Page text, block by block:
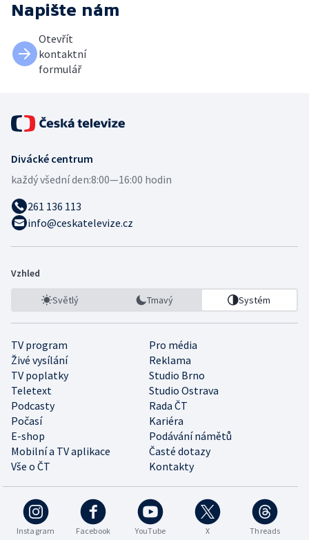
Napište nám
Otevřít
kontaktní
formulář
Divácké centrum
každý všední den:8:00—16:00 hodin
261 136 113
info@ceskatelevize.cz
Vzhled
Světlý Tmavý Systém
TV program
Pro média
Živé vysílání
Reklama
TV poplatky
Studio Brno
Teletext
Studio Ostrava
Podcasty
Rada ČT
Počasí
Kariéra
E-shop
Podávání námětů
Mobilní a TV aplikace
Časté dotazy
Vše o ČT
Kontakty
Instagram Facebook YouTube X Threads